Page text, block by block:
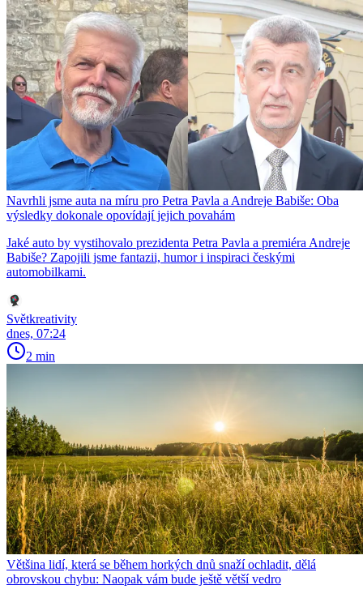
Navrhli jsme auta na míru pro Petra Pavla a Andreje Babiše: Oba
výsledky dokonale opovídají jejich povahám
Jaké auto by vystihovalo prezidenta Petra Pavla a premiéra Andreje
Babiše? Zapojili jsme fantazii, humor i inspiraci českými
automobilkami.
Světkreativity
dnes, 07:24
2 min
Většina lidí, která se během horkých dnů snaží ochladit, dělá
obrovskou chybu: Naopak vám bude ještě větší vedro